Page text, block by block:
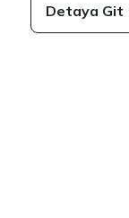
Detaya Git